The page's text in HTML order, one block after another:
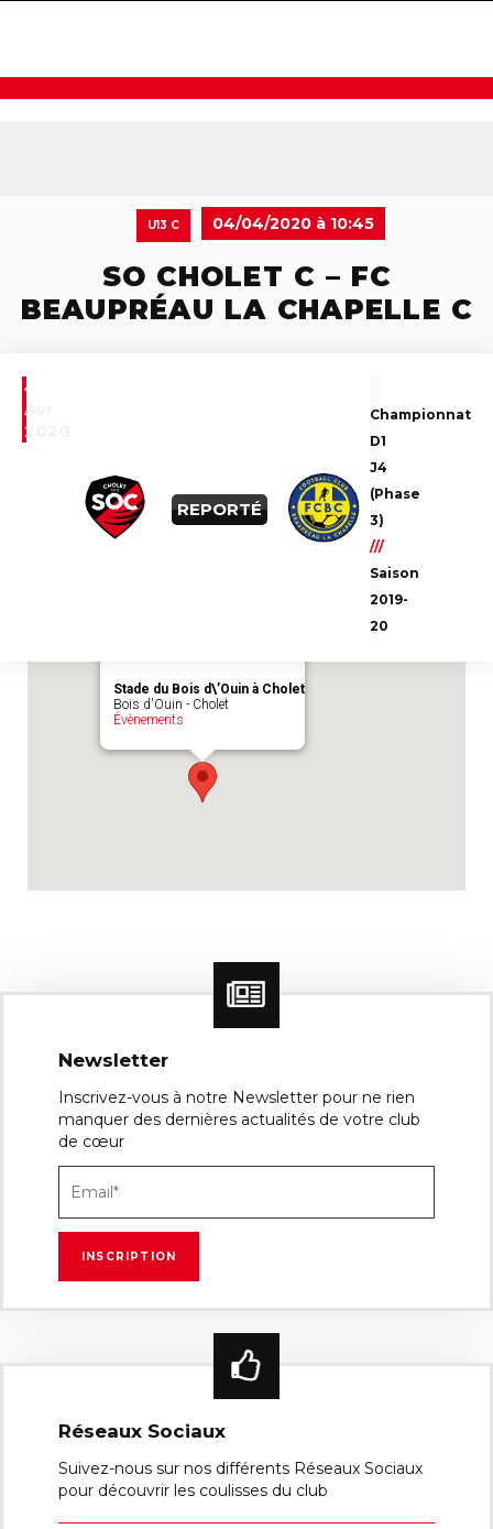
U13 C 04/04/2020 à 10:45
SO CHOLET C – FC
BEAUPRÉAU LA CHAPELLE C
4
Avr
2020
REPORTÉ
Championnat
D1
J4
(Phase
3)
///
Saison
2019-
20
Emplacement du match :
Stade du Bois
d\'Ouin à Cholet
Stade du Bois d\’Ouin à Cholet
Bois d'Ouin - Cholet
Évènements
Newsletter
Inscrivez-vous à notre Newsletter pour ne rien
manquer des dernières actualités de votre club
de cœur
Réseaux Sociaux
Suivez-nous sur nos différents Réseaux Sociaux
pour découvrir les coulisses du club